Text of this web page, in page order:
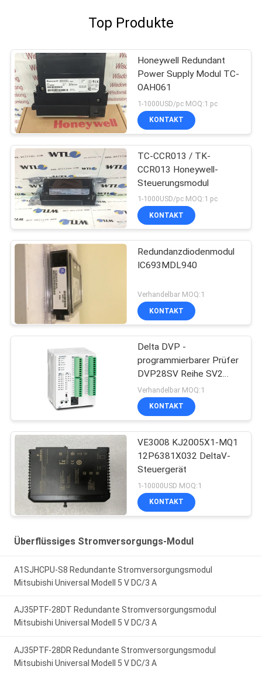
Top Produkte
Honeywell Redundant
Power Supply Modul TC-
OAH061
1-1000USD/pc MOQ:1 pc
KONTAKT
TC-CCR013 / TK-
CCR013 Honeywell-
Steuerungsmodul
1-1000USD/pc MOQ:1 pc
KONTAKT
Redundanzdiodenmodul
IC693MDL940
Verhandelbar MOQ:1
KONTAKT
Delta DVP -
programmierbarer Prüfer
DVP28SV Reihe SV2
PLC Logik-Prüfer
Verhandelbar MOQ:1
KONTAKT
VE3008 KJ2005X1-MQ1
12P6381X032 DeltaV-
Steuergerät
1-10000USD MOQ:1
KONTAKT
Überflüssiges Stromversorgungs-Modul
A1SJHCPU-S8 Redundante Stromversorgungsmodul
Mitsubishi Universal Modell 5 V DC/3 A
AJ35PTF-28DT Redundante Stromversorgungsmodul
Mitsubishi Universal Modell 5 V DC/3 A
AJ35PTF-28DR Redundante Stromversorgungsmodul
Mitsubishi Universal Modell 5 V DC/3 A